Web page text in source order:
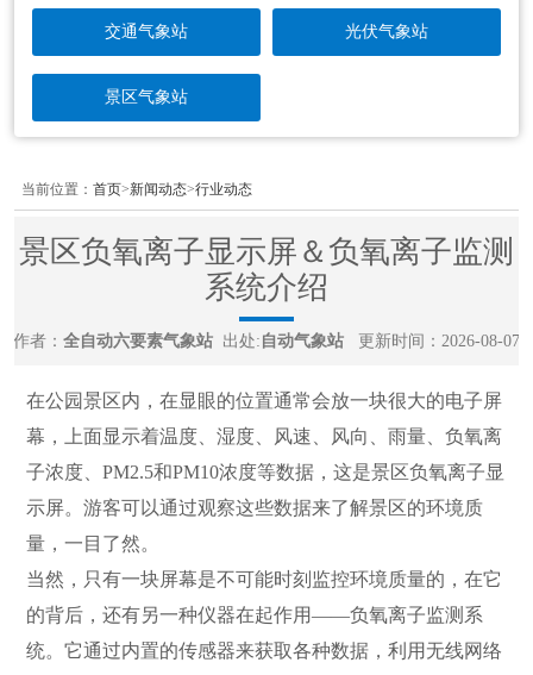
交通气象站 光伏气象站
景区气象站
当前位置： 首页>新闻动态>行业动态
景区负氧离子显示屏＆负氧离子监测
系统介绍
作者： 全自动六要素气象站 出处: 自动气象站 更新时间：2026-08-07
在公园景区内，在显眼的位置通常会放一块很大的电子屏
幕，上面显示着温度、湿度、风速、风向、雨量、负氧离
子浓度、PM2.5和PM10浓度等数据，这是景区负氧离子显
示屏。游客可以通过观察这些数据来了解景区的环境质
量，一目了然。
当然，只有一块屏幕是不可能时刻监控环境质量的，在它
的背后，还有另一种仪器在起作用——负氧离子监测系
统。它通过内置的传感器来获取各种数据，利用无线网络